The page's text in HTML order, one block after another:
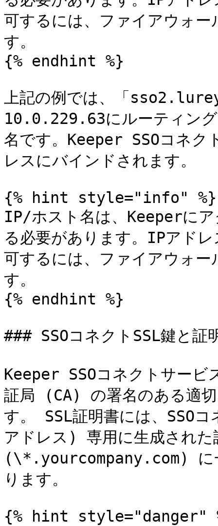
可するには、ファイアウォ
す。
{% endhint %}
上記の例では、「
10.0.229.63にルーティング
名です。Keeper SSOコネク
レスにバインドされます。
{% hint style="info" %}
IP/ホスト名は、Keeperにア
る必要があります。IPアド
可するには、ファイアウォ
す。
{% endhint %}
### SSOコネクトSSL鍵と証
Keeper SSOコネクトサービ
証局 (CA) の署名のある適切
す。 SSL証明書には、SSO
アドレス) 専用に生成された
(\*.yourcompany.com) に
ります。
{% hint style="danger"